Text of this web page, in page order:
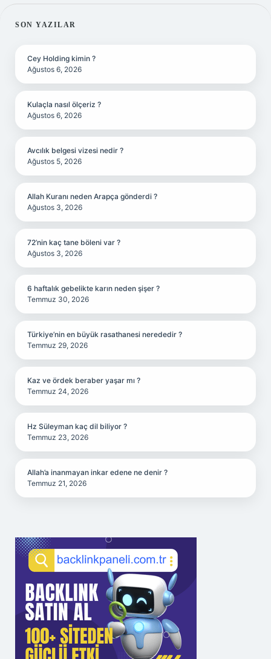
SIDEBAR
SON YAZILAR
Cey Holding kimin ?
Ağustos 6, 2026
Kulaçla nasıl ölçeriz ?
Ağustos 6, 2026
Avcılık belgesi vizesi nedir ?
Ağustos 5, 2026
Allah Kuranı neden Arapça gönderdi ?
Ağustos 3, 2026
72’nin kaç tane böleni var ?
Ağustos 3, 2026
6 haftalık gebelikte karın neden şişer ?
Temmuz 30, 2026
Türkiye’nin en büyük rasathanesi nerededir ?
Temmuz 29, 2026
Kaz ve ördek beraber yaşar mı ?
Temmuz 24, 2026
Hz Süleyman kaç dil biliyor ?
Temmuz 23, 2026
Allah’a inanmayan inkar edene ne denir ?
Temmuz 21, 2026